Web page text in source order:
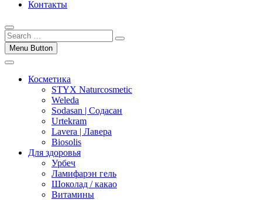
Контакты
Menu Button
Косметика
STYX Naturcosmetic
Weleda
Sodasan | Содасан
Urtekram
Lavera | Лавера
Biosolis
Для здоровья
Урбеч
Ламифарэн гель
Шоколад / какао
Витамины